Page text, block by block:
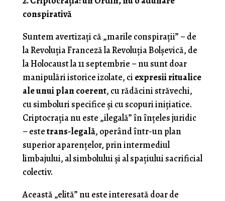
conspirativă
Suntem avertizaţi că „marile conspirații” – de
la Revoluția Franceză la Revoluția Bolșevică, de
la Holocaust la 11 septembrie – nu sunt doar
manipulări istorice izolate, ci expresii ritualice
ale unui plan coerent, cu rădăcini străvechi,
cu simboluri specifice și cu scopuri inițiatice.
Criptocrația nu este „ilegală” în înțeles juridic
– estetrans-legală, operând într-un plan
superior aparențelor, prin intermediul
limbajului, al simbolului și al spațiului sacrificial
colectiv.
Această „elită” nu este interesată doar de